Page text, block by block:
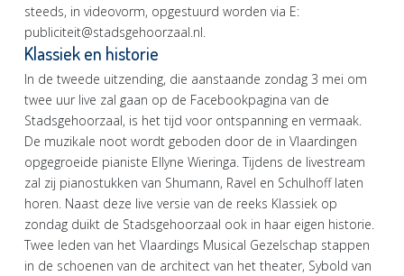
steeds, in videovorm, opgestuurd worden via E:
publiciteit@stadsgehoorzaal.nl.
Klassiek en historie
In de tweede uitzending, die aanstaande zondag 3 mei om
twee uur live zal gaan op de Facebookpagina van de
Stadsgehoorzaal, is het tijd voor ontspanning en vermaak.
De muzikale noot wordt geboden door de in Vlaardingen
opgegroeide pianiste Ellyne Wieringa. Tijdens de livestream
zal zij pianostukken van Shumann, Ravel en Schulhoff laten
horen. Naast deze live versie van de reeks Klassiek op
zondag duikt de Stadsgehoorzaal ook in haar eigen historie.
Twee leden van het Vlaardings Musical Gezelschap stappen
in de schoenen van de architect van het theater, Sybold van